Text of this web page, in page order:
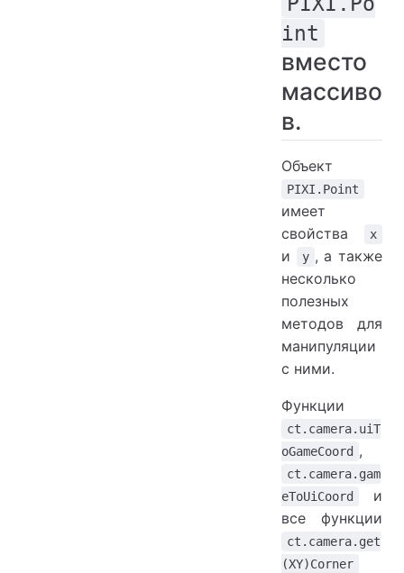
int
вместо
массиво
в.
Объект
PIXI.Point
имеет
свойства
x
и y , а также
несколько
полезных
методов для
манипуляции
с ними.
Функции
ct.camera.uiT
oGameCoord ,
ct.camera.gam
eToUiCoord
и
все функции
ct.camera.get
(XY)Corner